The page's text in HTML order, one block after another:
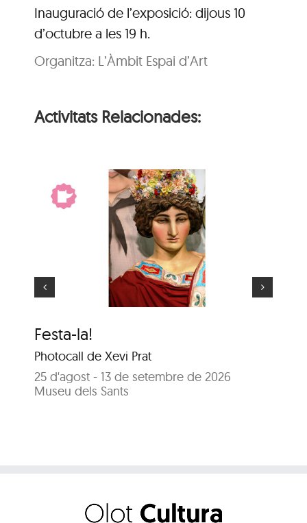
Inauguració de l’exposició: dijous 10
d’octubre a les 19 h.
Organitza: L’Àmbit Espai d’Art
Activitats Relacionades:
Festa-la!
Photocall de Xevi Prat
25 d'agost - 13 de setembre de 2026
Museu dels Sants
El gegant més gran